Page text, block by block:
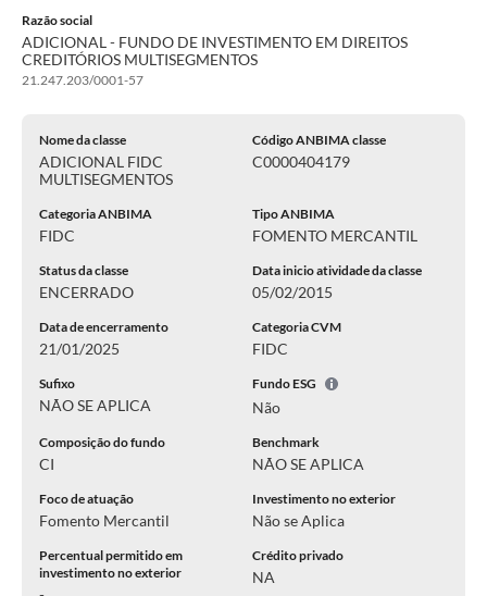
Razão social
ADICIONAL - FUNDO DE INVESTIMENTO EM DIREITOS
CREDITÓRIOS MULTISEGMENTOS
21.247.203/0001-57
Nome da classe
ADICIONAL FIDC
MULTISEGMENTOS
Código ANBIMA classe
C0000404179
Categoria ANBIMA
FIDC
Tipo ANBIMA
FOMENTO MERCANTIL
Status da classe
ENCERRADO
Data inicio atividade da classe
05/02/2015
Data de encerramento
21/01/2025
Categoria CVM
FIDC
Sufixo
NÃO SE APLICA
Fundo ESG
Não
Composição do fundo
CI
Benchmark
NÃO SE APLICA
Foco de atuação
Fomento Mercantil
Investimento no exterior
Não se Aplica
Percentual permitido em
investimento no exterior
Crédito privado
NA